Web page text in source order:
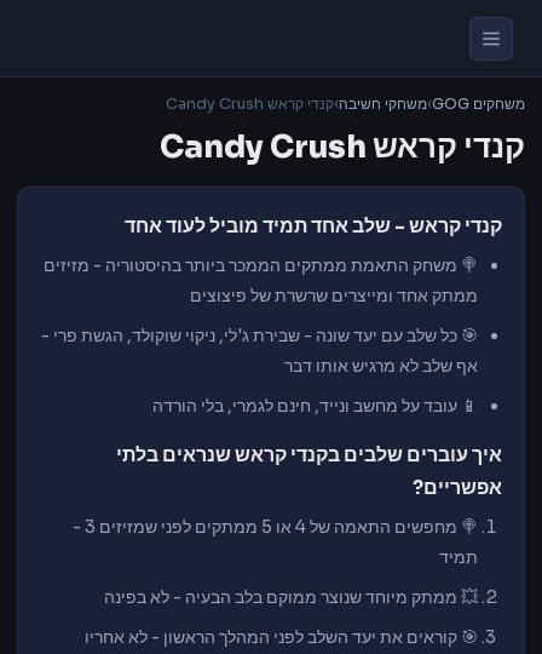
משחקים GOG ›משחקי חשיבה›קנדי קראש Candy Crush
קנדי קראש Candy Crush
קנדי קראש - שלב אחד תמיד מוביל לעוד אחד
🍭 משחק התאמת ממתקים הממכר ביותר בהיסטוריה - מזיזים
ממתק אחד ומייצרים שרשרת של פיצוצים
🎯 כל שלב עם יעד שונה - שבירת ג'לי, ניקוי שוקולד, הגשת פרי -
אף שלב לא מרגיש אותו דבר
📱 עובד על מחשב ונייד, חינם לגמרי, בלי הורדה
איך עוברים שלבים בקנדי קראש שנראים בלתי
אפשריים?
🍭 מחפשים התאמה של 4 או 5 ממתקים לפני שמזיזים 3 -
תמיד
💥 ממתק מיוחד שנוצר ממוקם בלב הבעיה - לא בפינה
🎯 קוראים את יעד השלב לפני המהלך הראשון - לא אחריו